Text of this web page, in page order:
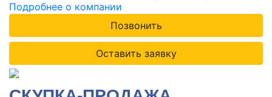
Подробнее о компании
Позвонить
Оставить заявку